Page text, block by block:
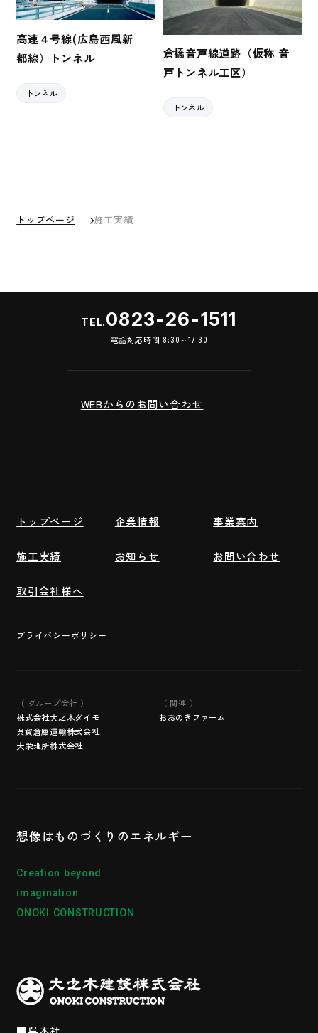
高速４号線(広島西風新
都線）トンネル
トンネル
倉橋音戸線道路（仮称 音
戸トンネル工区）
トンネル
トップページ 施工実績
想像はものづくりのエネルギー
Creation beyond
imagination
ONOKI CONSTRUCTION
TEL.0823-26-1511
電話対応時間 8:30～17:30
WEBからのお問い合わせ
トップページ 企業情報 事業案内
施工実績 お知らせ お問い合わせ
取引会社様へ
プライバシーポリシー
（ グループ会社 ）
株式会社大之木ダイモ
呉貿倉庫運輸株式会社
大栄地所株式会社
（ 関連 ）
おおのきファーム